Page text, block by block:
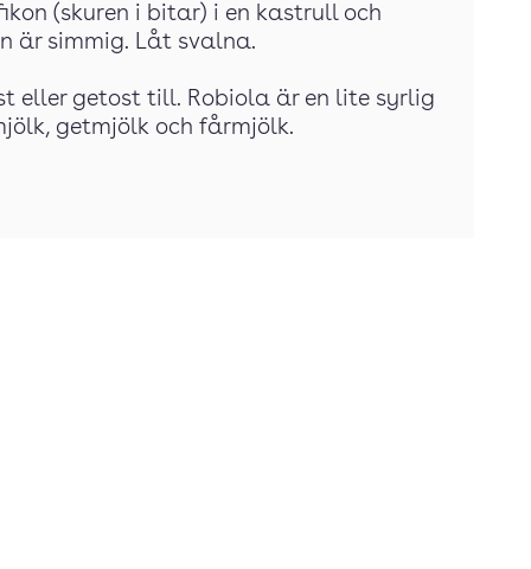
(skuren i bitar) i en kastrull och
är simmig. Låt svalna.
eller getost till. Robiola är en lite syrlig
getmjölk och fårmjölk.